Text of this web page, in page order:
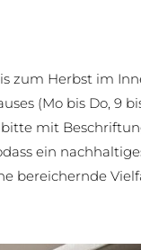
zum Herbst im
(Mo bis Do, 9
mit
ein
bereichernde